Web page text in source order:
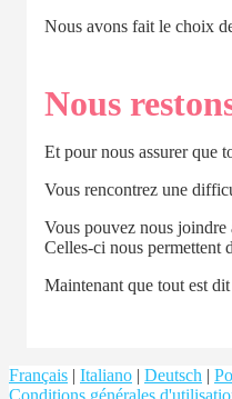
Nous avons fait le choix
Nous
Et pour nous assurer que
Vous rencontrez une
Vous pouvez nous joindre
Celles-ci nous permettent
Maintenant que tout est
Français | Italiano | Deutsch |
Conditions générales